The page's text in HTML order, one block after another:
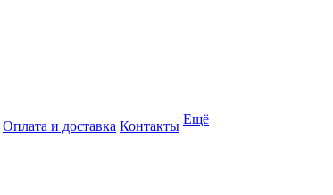
Оплата и доставка Контакты Ещё